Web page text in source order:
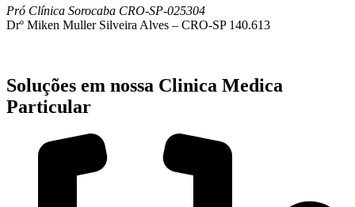
Pró Clínica Sorocaba CRO-SP-025304
Drº Miken Muller Silveira Alves – CRO-SP 140.613
Soluções em nossa Clinica Medica
Particular